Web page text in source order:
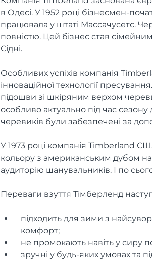
в Одесі. У 1952 році бізнесмен-
працювала у штаті Массачусетс.
повністю. Цей бізнес став
Сідні.
Особливих успіхів компанія
інноваційної технології
підошви зі шкіряним верхом
особливо актуально під час сезону
черевиків були забезпечені за
У 1973 році компанія Timberland
кольору з американським дубом
аудиторію шанувальників. І по
Переваги взуття Тімберленд
підходить для зими з
комфорт;
не промокають навіть у сиру
зручні у будь-яких умовах та